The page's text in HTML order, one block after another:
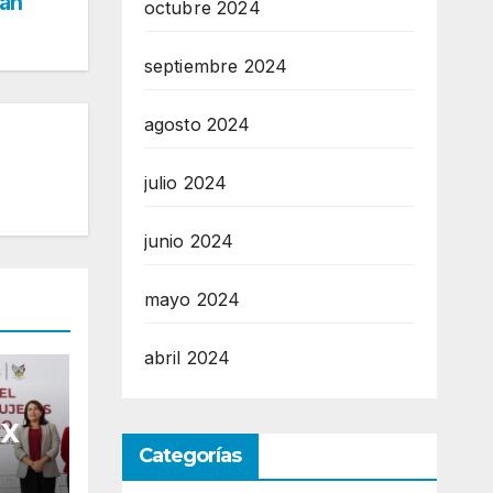
octubre 2024
septiembre 2024
agosto 2024
julio 2024
junio 2024
mayo 2024
abril 2024
Categorías